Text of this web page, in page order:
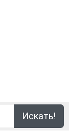
Искать!